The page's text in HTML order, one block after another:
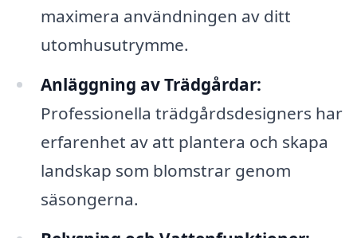
maximera användningen av ditt
utomhusutrymme.
Anläggning av Trädgårdar:
Professionella trädgårdsdesigners har
erfarenhet av att plantera och skapa
landskap som blomstrar genom
säsongerna.